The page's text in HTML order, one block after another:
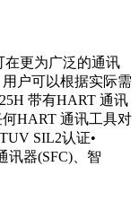
在更为广泛的通讯
户可以根据实际需
带有HART 通讯
HART 通讯工具对
SIL2认证•
讯器(SFC)、智